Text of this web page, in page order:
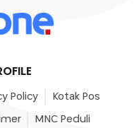
Policy Kotak Pos
MNC Peduli